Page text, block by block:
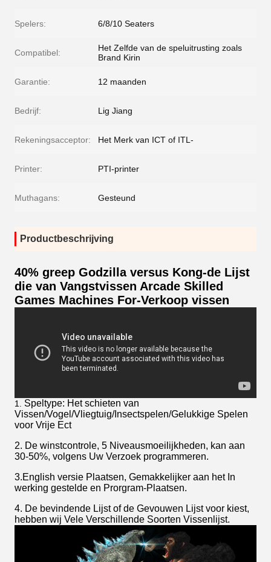
Spelers: 6/8/10 Seaters
Compatibel:
Het Zelfde van de speluitrusting zoals
Brand Kirin
Garantie: 12 maanden
Bedrijf: Lig Jiang
Rekeningsacceptor: Het Merk van ICT of ITL-
Printer: PTI-printer
Muthagans: Gesteund
Productbeschrijving
40% greep Godzilla versus Kong-de Lijst
die van Vangstvissen Arcade Skilled
Games Machines For-Verkoop vissen
1. Speltype: Het schieten van
Vissen/Vogel/Vliegtuig/Insectspelen/Gelukkige Spelen
voor Vrije Ect
2. De winstcontrole, 5 Niveausmoeilijkheden, kan aan
30-50%, volgens Uw Verzoek programmeren.
3.English versie Plaatsen, Gemakkelijker aan het In
werking gestelde en Prorgram-Plaatsen.
4. De bevindende Lijst of de Gevouwen Lijst voor kiest,
hebben wij Vele Verschillende Soorten Vissenlijst.